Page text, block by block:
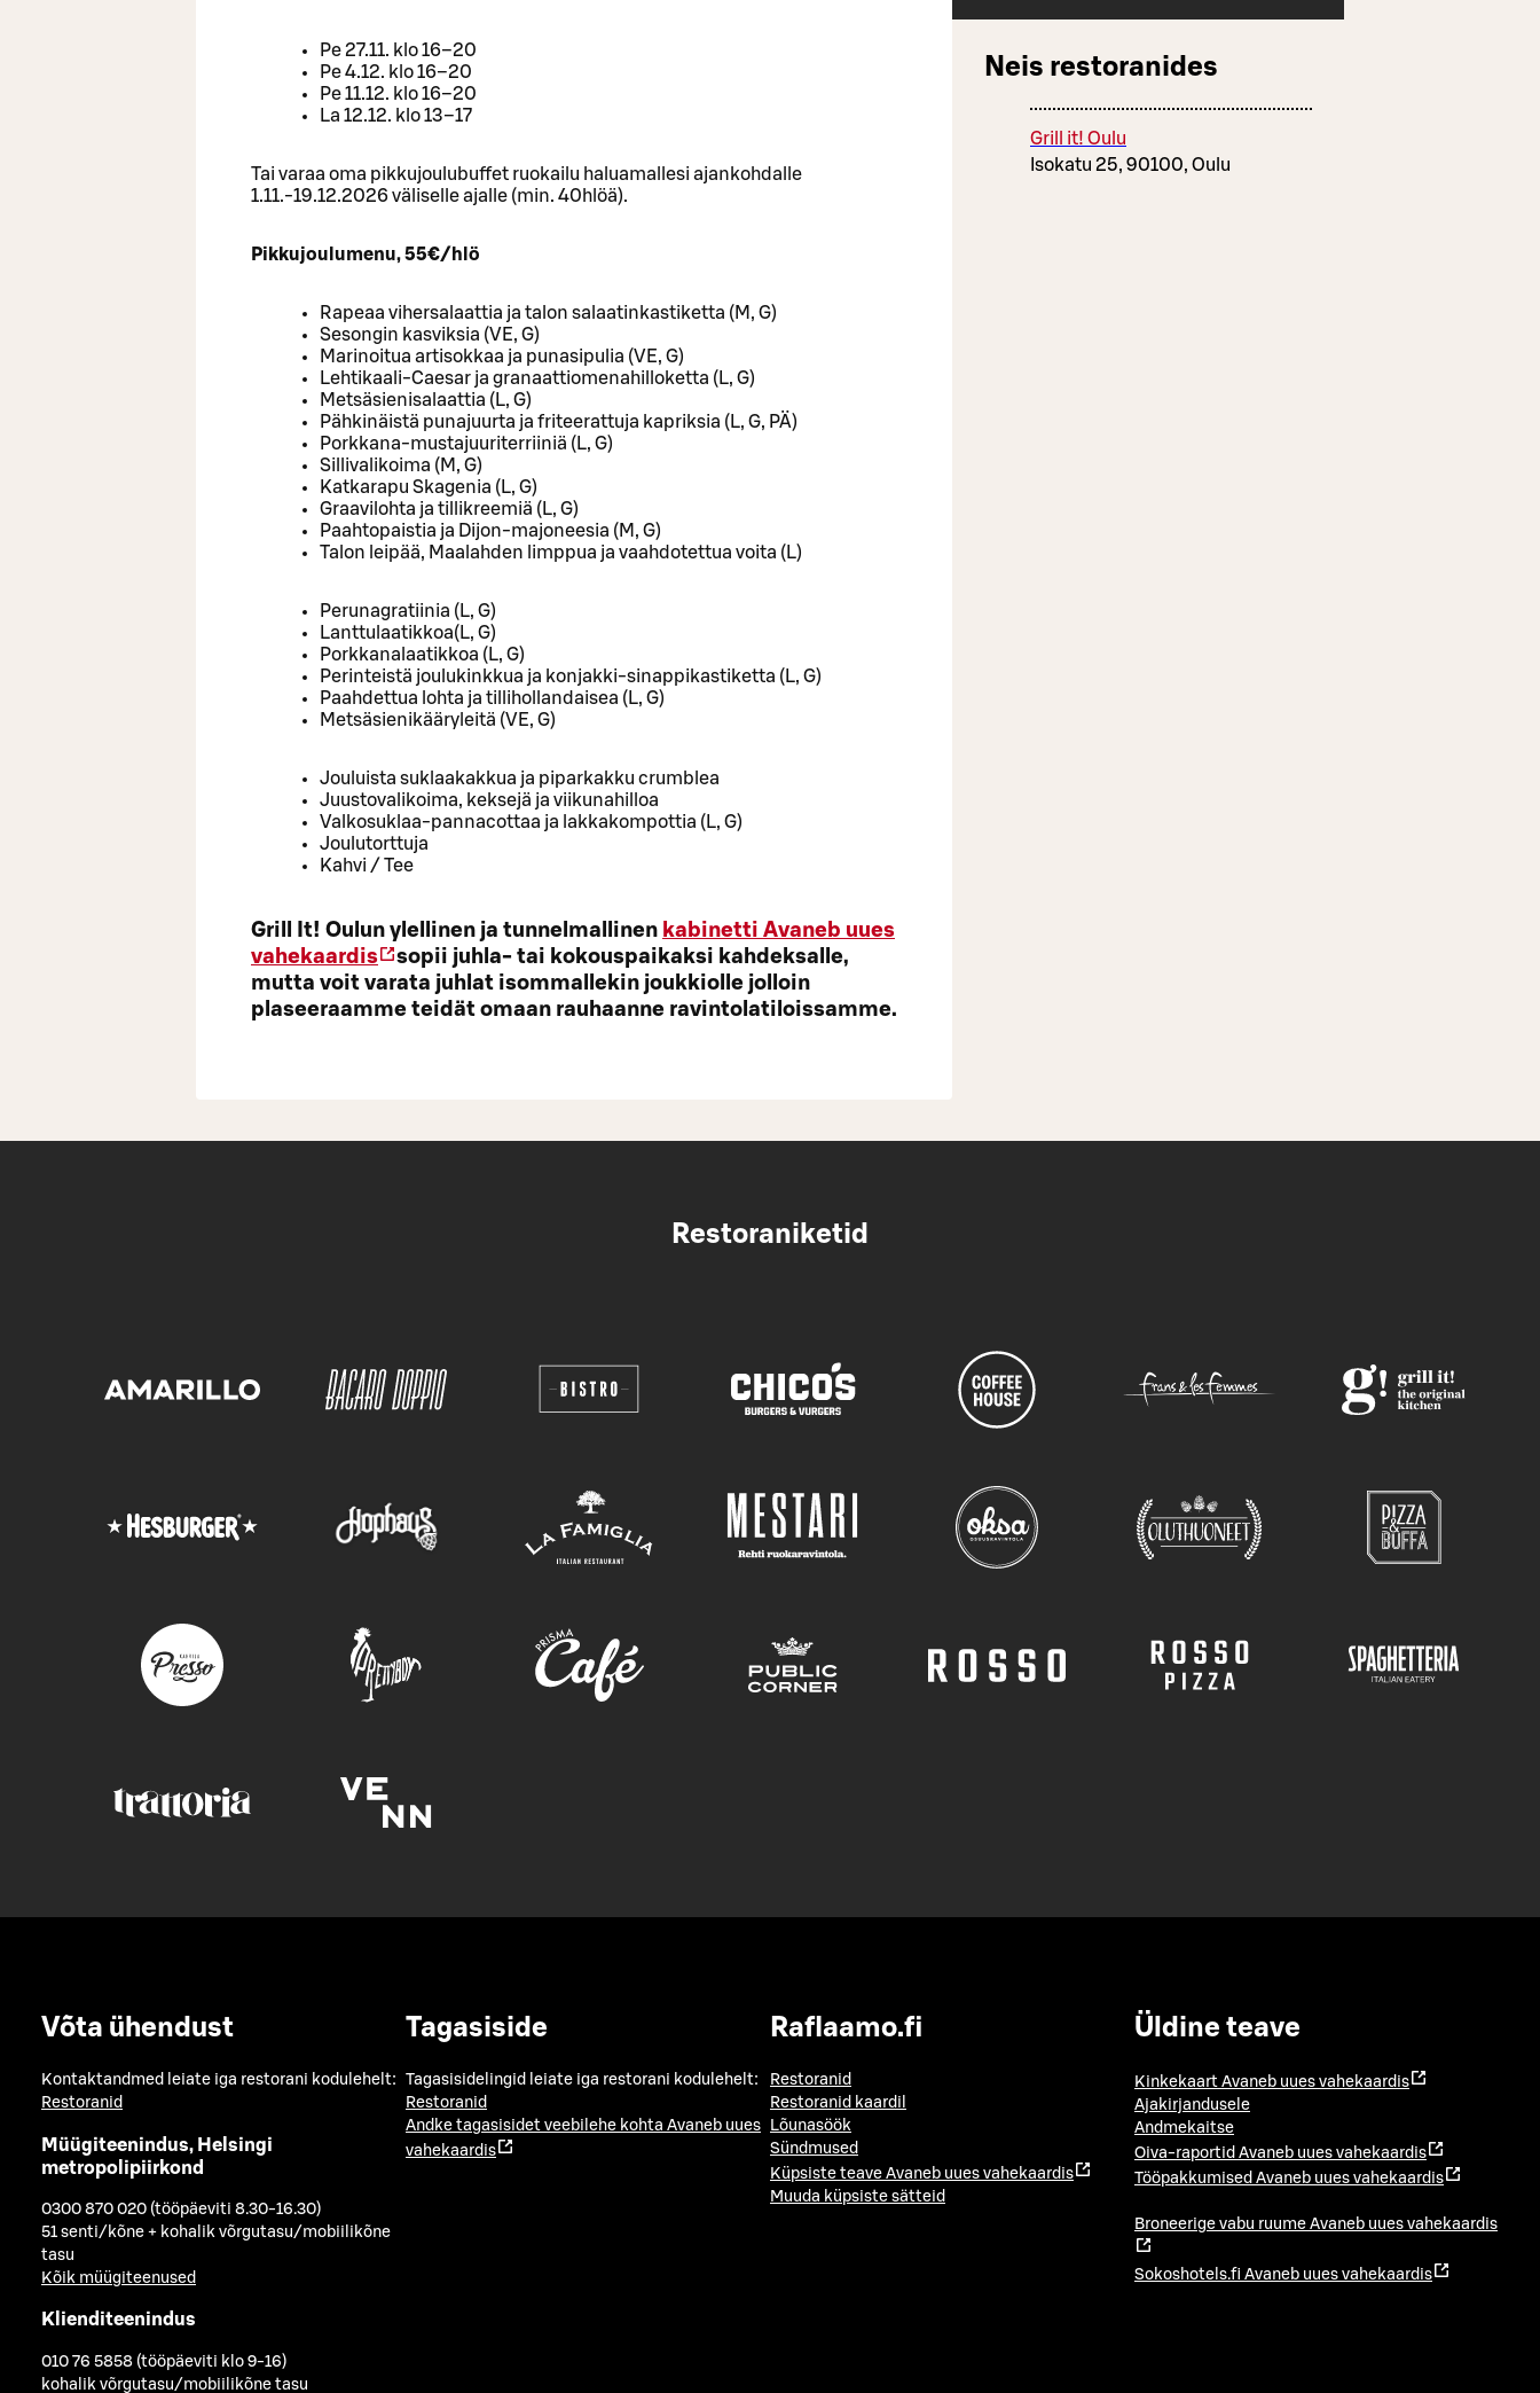
Pe 27.11. klo 16–20
Pe 4.12. klo 16–20
Pe 11.12. klo 16–20
La 12.12. klo 13–17
Tai varaa oma pikkujoulubuffet ruokailu haluamallesi ajankohdalle
1.11.-19.12.2026 väliselle ajalle (min. 40hlöä).
Pikkujoulumenu, 55€/hlö
Rapeaa vihersalaattia ja talon salaatinkastiketta (M, G)
Sesongin kasviksia (VE, G)
Marinoitua artisokkaa ja punasipulia (VE, G)
Lehtikaali-Caesar ja granaattiomenahilloketta (L, G)
Metsäsienisalaattia (L, G)
Pähkinäistä punajuurta ja friteerattuja kapriksia (L, G, PÄ)
Porkkana-mustajuuriterriiniä (L, G)
Sillivalikoima (M, G)
Katkarapu Skagenia (L, G)
Graavilohta ja tillikreemiä (L, G)
Paahtopaistia ja Dijon-majoneesia (M, G)
Talon leipää, Maalahden limppua ja vaahdotettua voita (L)
Perunagratiinia (L, G)
Lanttulaatikkoa(L, G)
Porkkanalaatikkoa (L, G)
Perinteistä joulukinkkua ja konjakki-sinappikastiketta (L, G)
Paahdettua lohta ja tillihollandaisea (L, G)
Metsäsienikääryleitä (VE, G)
Jouluista suklaakakkua ja piparkakku crumblea
Juustovalikoima, keksejä ja viikunahilloa
Valkosuklaa-pannacottaa ja lakkakompottia (L, G)
Joulutorttuja
Kahvi / Tee
Grill It! Oulun ylellinen ja tunnelmallinen kabinetti Avaneb uues
vahekaardis
sopii juhla- tai kokouspaikaksi kahdeksalle,
mutta voit varata juhlat isommallekin joukkiolle jolloin
plaseeraamme teidät omaan rauhaanne ravintolatiloissamme.
Neis restoranides
Grill it! Oulu
Isokatu 25, 90100, Oulu
Restoraniketid
Võta ühendust
Kontaktandmed leiate iga restorani kodulehelt:
Restoranid
Müügiteenindus, Helsingi
metropolipiirkond
0300 870 020 (tööpäeviti 8.30-16.30)
51 senti/kõne + kohalik võrgutasu/mobiilikõne
tasu
Kõik müügiteenused
Klienditeenindus
010 76 5858 (tööpäeviti klo 9-16)
kohalik võrgutasu/mobiilikõne tasu
Tagasiside
Tagasisidelingid leiate iga restorani kodulehelt:
Restoranid
Andke tagasisidet veebilehe kohta Avaneb uues
vahekaardis
Raflaamo.fi
Restoranid
Restoranid kaardil
Lõunasöök
Sündmused
Küpsiste teave Avaneb uues vahekaardis
Muuda küpsiste sätteid
Üldine teave
Kinkekaart Avaneb uues vahekaardis
Ajakirjandusele
Andmekaitse
Oiva-raportid Avaneb uues vahekaardis
Tööpakkumised Avaneb uues vahekaardis
Broneerige vabu ruume Avaneb uues vahekaardis
Sokoshotels.fi Avaneb uues vahekaardis